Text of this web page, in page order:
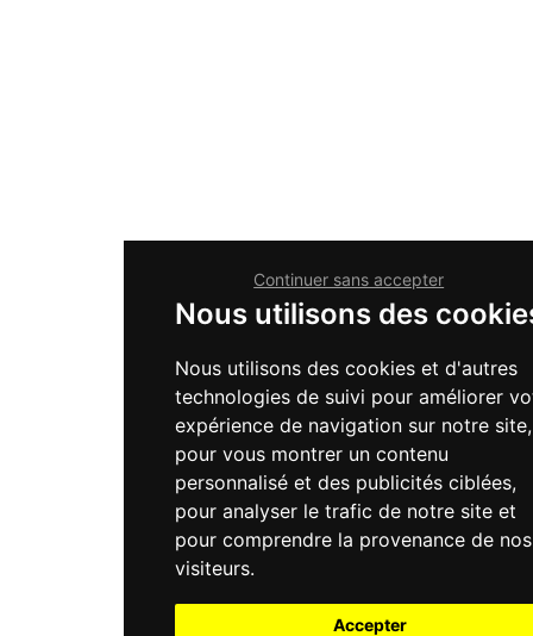
Nous utilisons des
Nous utilisons des cookies et d'autres
technologies de suivi pour améliorer
expérience de navigation sur notre site,
pour vous montrer un contenu
personnalisé et des publicités ciblées,
pour analyser le trafic de notre site et
pour comprendre la provenance de nos
visiteurs.
Accepter
Continuer sans accepter